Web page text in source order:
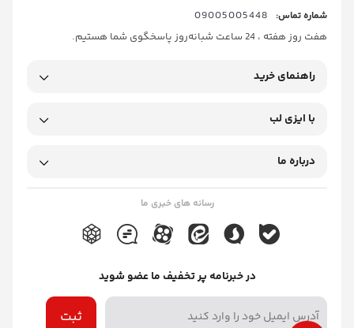
شماره تماس:
09005005448
هفت روز هفته ، 24 ساعت شبانه‌روز پاسخگوی شما هستیم.
راهنمای خرید
با ایزی لب
درباره ما
رسانه های خبری ما
در خبرنامه پر تخفیف ما عضو شوید
ثبت